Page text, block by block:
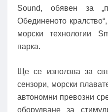
Sound, обявен за
Обединеното
морски технологии
парка.
Ще се използва за
сензори, морски
автономни превозни
оборудване за